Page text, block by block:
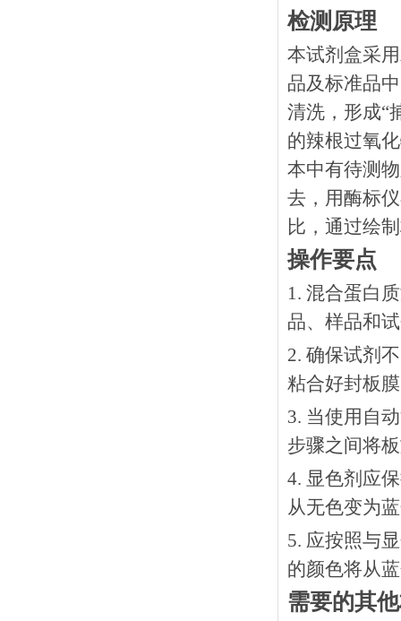
检测原理
本试剂盒采
品及标准品
清洗，形成“
的辣根过氧
本中有待测
去，用酶标
比，通过绘
操作要点
1. 混合蛋白
品、样品和
2. 确保试剂
粘合好封板
3. 当使用自
步骤之间将
4. 显色剂应
从无色变为
5. 应按照与
的颜色将从
需要的其